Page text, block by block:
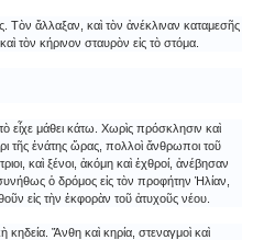
ἄλλαξαν, καὶ τὸν ἀνέκλιναν καταμεσῆς
τὸν κήρινον σταυρὸν εἰς τὸ στόμα.
εἶχε μάθει κάτω. Χωρὶς πρόσκλησιν καὶ
τῆς ἐνάτης ὥρας, πολλοὶ ἄνθρωποι τοῦ
καὶ ξένοι, ἀκόμη καὶ ἐχθροί, ἀνέβησαν
ὁ δρόμος εἰς τὸν προφήτην Ἠλίαν,
εἰς τὴν ἐκφορὰν τοῦ ἀτυχοῦς νέου.
Ἄνθη καὶ κηρία, στεναγμοὶ καὶ